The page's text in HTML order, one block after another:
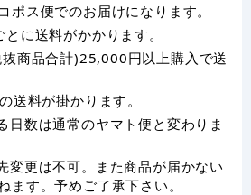
ポス便でのお届けになります。
に送料がかかります。
商品合計)25,000円以上購入で送
料が掛かります。
数は通常のヤマト便と変わりま
変更は不可。また商品が届かない
ます。予めご了承下さい。